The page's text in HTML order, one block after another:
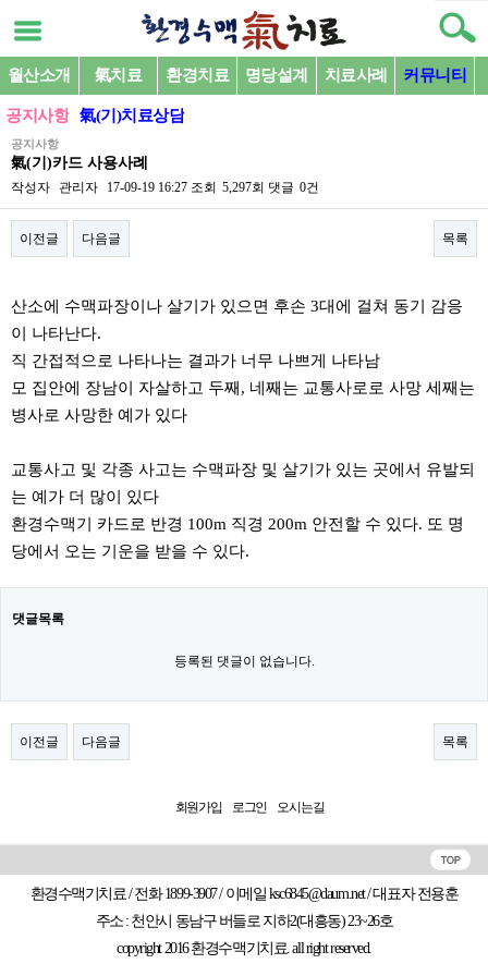
월산소개 氣치료 환경치료 명당설계 치료사례 커뮤니티
공지사항 氣(기)치료상담
공지사항
氣(기)카드 사용사례
작성자 관리자 17-09-19 16:27 조회 5,297회 댓글 0건
이전글 다음글 목록
산소에 수맥파장이나 살기가 있으면 후손 3대에 걸쳐 동기 감응
이 나타난다.
직 간접적으로 나타나는 결과가 너무 나쁘게 나타남
모 집안에 장남이 자살하고 두째, 네째는 교통사로로 사망 세째는
병사로 사망한 예가 있다
교통사고 및 각종 사고는 수맥파장 및 살기가 있는 곳에서 유발되
는 예가 더 많이 있다
환경수맥기 카드로 반경 100m 직경 200m 안전할 수 있다. 또 명
당에서 오는 기운을 받을 수 있다. ​
댓글목록
등록된 댓글이 없습니다.
이전글 다음글 목록
회원가입 로그인 오시는길
환경수맥기치료 / 전화 1899-3907 / 이메일 ksc6845@daum.net / 대표자 전용훈
주소 : 천안시 동남구 버들로 지하2(대흥동) 23~26호
copyright 2016 환경수맥기치료. all right reserved.